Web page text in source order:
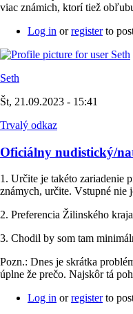
viac známich, ktorí tiež
Log in orregisterto
Seth
Št, 21.09.2023 - 15:41
Trvalý odkaz
Oficiálny nudistický/
1. Určite je takéto zariadenie
známych, určite. Vstupné nie
2. Preferencia Žilinského
3. Chodil by som tam
Pozn.: Dnes je skrátka
úplne že prečo. Najskôr tá
Log in orregisterto